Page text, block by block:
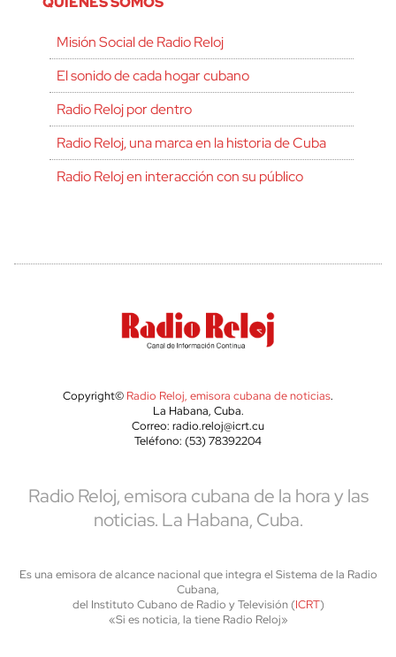
Misión Social de Radio Reloj
El sonido de cada hogar cubano
Radio Reloj por dentro
Radio Reloj, una marca en la historia de Cuba
Radio Reloj en interacción con su público
Copyright© Radio Reloj, emisora cubana de noticias.
La Habana, Cuba.
Correo: radio.reloj@icrt.cu
Teléfono: (53) 78392204
Radio Reloj, emisora cubana de la hora y las
noticias. La Habana, Cuba.
Es una emisora de alcance nacional que integra el Sistema de la Radio
Cubana,
del Instituto Cubano de Radio y Televisión (ICRT)
«Si es noticia, la tiene Radio Reloj»